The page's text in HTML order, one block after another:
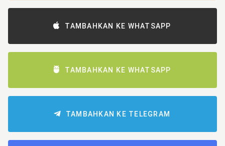
TAMBAHKAN KE WHATSAPP
TAMBAHKAN KE WHATSAPP
TAMBAHKAN KE TELEGRAM